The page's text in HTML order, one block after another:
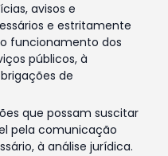
avisos e
e estritamente
funcionamento dos
públicos, à
de
que possam suscitar
pela comunicação
à análise jurídica.